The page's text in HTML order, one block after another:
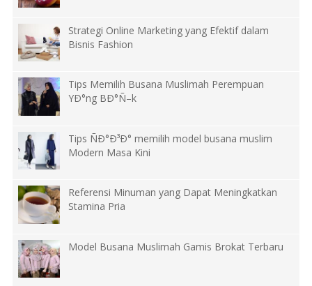
Strategi Online Marketing yang Efektif dalam
Bisnis Fashion
Tips Memilih Busana Muslimah Perempuan
YÐ°ng BÐ°Ñ–k
Tips ÑÐ°Ð³Ð° memilih model busana muslim
Modern Masa Kini
Referensi Minuman yang Dapat Meningkatkan
Stamina Pria
Model Busana Muslimah Gamis Brokat Terbaru